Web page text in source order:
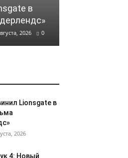
в
2026 0
Lionsgate в
2026
4: Новый